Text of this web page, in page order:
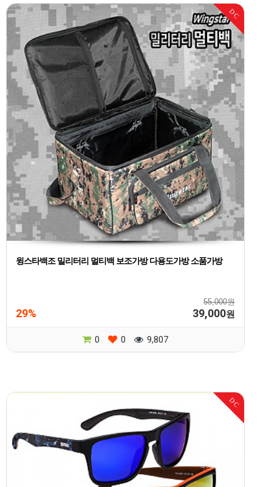
DC
윙스타백조 밀리터리 멀티백 보조가방 다용도가방 소품가방
55,000원
29% 39,000원
0 0 9,807
DC